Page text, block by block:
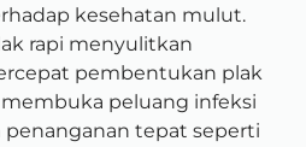
kesehatan mulut.
rapi menyulitkan
pembentukan plak
peluang infeksi
penanganan tepat seperti